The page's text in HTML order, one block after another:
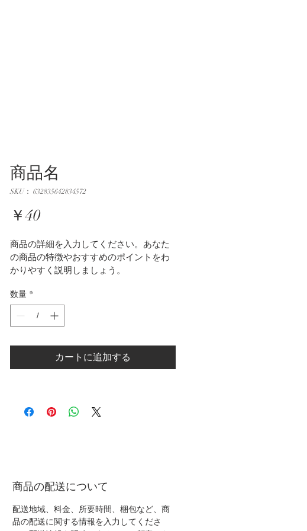
商品名
SKU： 632835642834572
￥40価
格
商品の詳細を入力してください。あなた
の商品の特徴やおすすめのポイントをわ
かりやすく説明しましょう。
数量 *
カートに追加する
商品の配送について
配送地域、料金、所要時間、梱包など、商
品の配送に関する情報を入力してくださ